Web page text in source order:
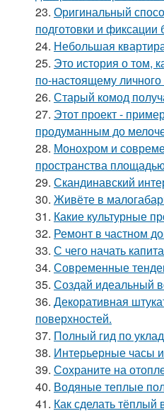
23. Оригинальный
подготовки и фиксации
24. Небольшая
25. Это история о том,
по-настоящему личного
26. Старый комод
27. Этот проект -
продуманным до
28. Монохром и
пространства
29. Скандинавский
30. Живёте в
31. Какие культурные
32. Ремонт в частном
33. С чего начать
34. Современные
35. Создай идеальный
36. Декоративная
поверхностей.
37. Полный гид по
38. Интерьерные часы
39. Сохраните на
40. Водяные теплые
41. Как сделать